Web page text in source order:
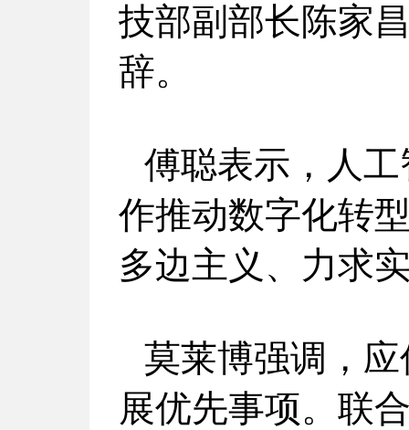
技部副部长陈家
辞。
傅聪表示，人
作推动数字化转
多边主义、力求
莫莱博强调，
展优先事项。联